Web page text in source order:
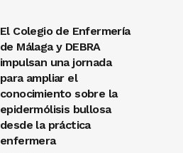
El Colegio de Enfermería
de Málaga y DEBRA
impulsan una jornada
para ampliar el
conocimiento sobre la
epidermólisis bullosa
desde la práctica
enfermera